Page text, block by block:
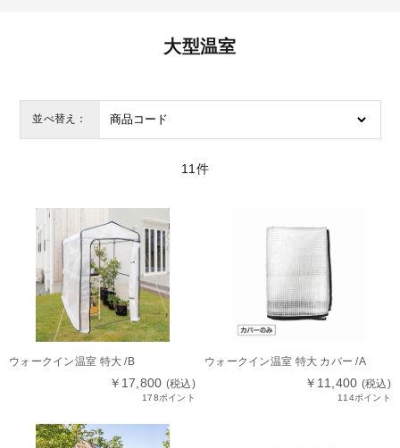
大型温室
並べ替え：
11件
ウォークイン温室 特大 /B
￥17,800 (税込)
178ポイント
ウォークイン温室 特大 カバー /A
￥11,400 (税込)
114ポイント